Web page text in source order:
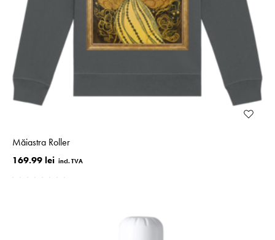
Măiastra Roller
169.99 lei